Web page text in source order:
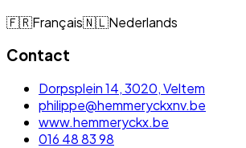
🇫🇷Français🇳🇱Nederlands
Contact
Dorpsplein 14, 3020, Veltem
philippe@hemmeryckxnv.be
www.hemmeryckx.be
016 48 83 98